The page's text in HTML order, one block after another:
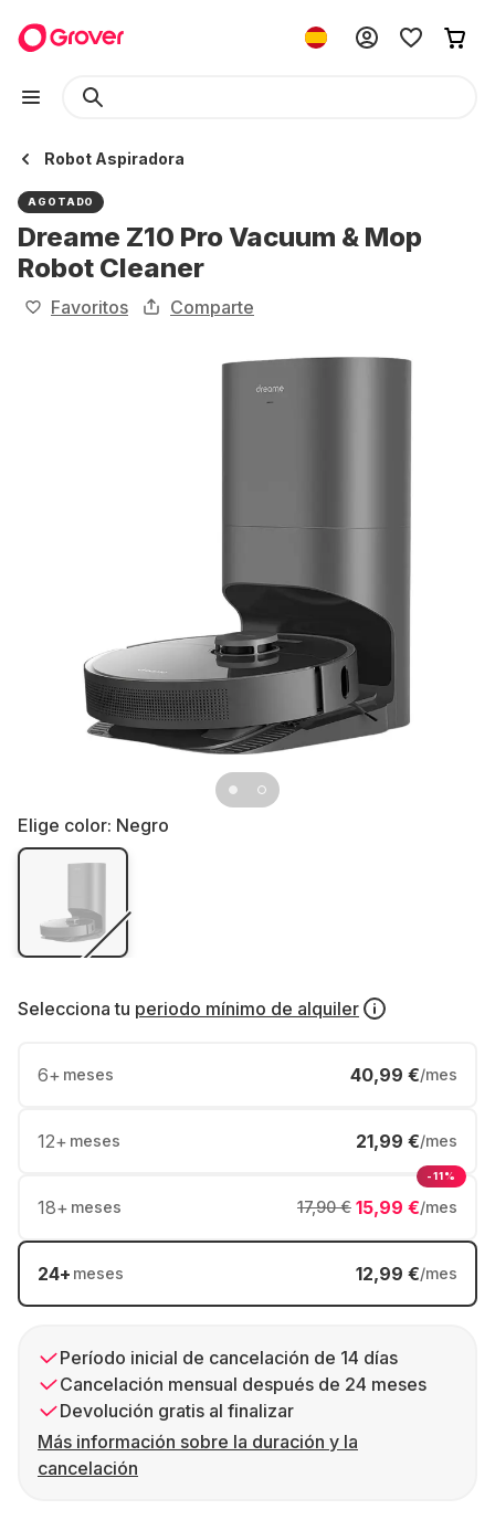
Robot Aspiradora
AGOTADO
Dreame Z10 Pro Vacuum & Mop
Robot Cleaner
Favoritos Comparte
Elige color: Negro
Selecciona tu periodo mínimo de alquiler
6+ meses 40,99 €/mes
12+ meses 21,99 €/mes
18+ meses 15,99 €/mes
17,90 €
-11%
24+ meses 12,99 €/mes
Período inicial de cancelación de 14 días
Cancelación mensual después de 24 meses
Devolución gratis al finalizar
Más información sobre la duración y la
cancelación